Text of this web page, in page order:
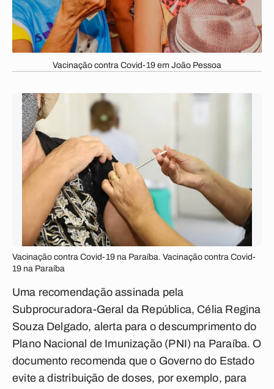
Vacinação contra Covid-19 em João Pessoa
Vacinação contra Covid-19 na Paraíba. Vacinação contra Covid-
19 na Paraíba
Uma recomendação assinada pela
Subprocuradora-Geral da República, Célia Regina
Souza Delgado, alerta para o descumprimento do
Plano Nacional de Imunização (PNI) na Paraíba. O
documento recomenda que o Governo do Estado
evite a distribuição de doses, por exemplo, para